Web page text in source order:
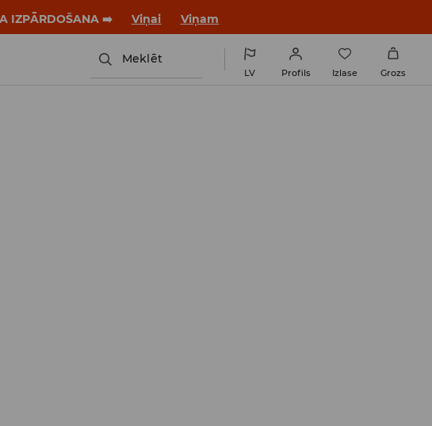
IZPĀRDOŠANA ➡️ Viņai Viņam
Meklēt
LV Profils Izlase Grozs